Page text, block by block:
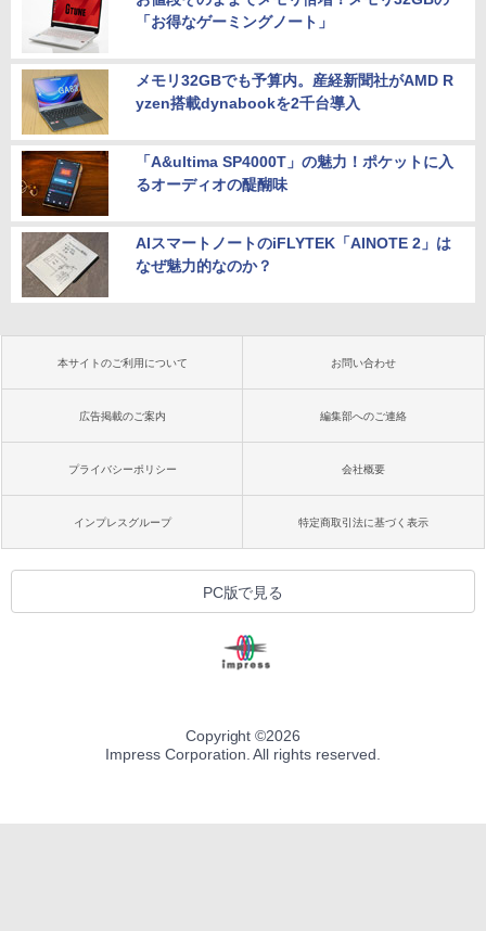
「お得なゲーミングノート」
メモリ32GBでも予算内。産経新聞社がAMD R
yzen搭載dynabookを2千台導入
「A&ultima SP4000T」の魅力！ポケットに入
るオーディオの醍醐味
AIスマートノートのiFLYTEK「AINOTE 2」は
なぜ魅力的なのか？
本サイトのご利用について お問い合わせ
広告掲載のご案内 編集部へのご連絡
プライバシーポリシー 会社概要
インプレスグループ 特定商取引法に基づく表示
PC版で見る
Copyright ©2026
Impress Corporation. All rights reserved.